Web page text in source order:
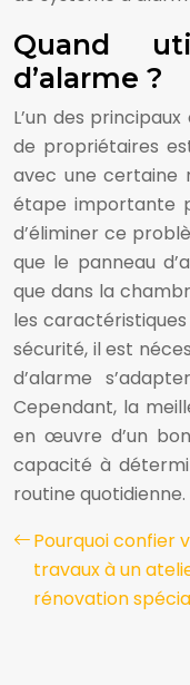
Quand
d’alarme ?
L’un des
de propriétaires
avec une certaine
étape importante
d’éliminer ce
que le panneau
que dans la
les caractéristiques
sécurité, il est
d’alarme
Cependant, la
en œuvre d’un
capacité à
routine quotidienne.
Pourquoi confier
travaux à un
rénovation